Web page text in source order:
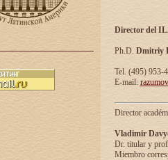
Director del
Ph.D. Dmitriy
Tel. (495) 953-
E-mail:
Director
Vladimir
Dr. titular y
Miembro